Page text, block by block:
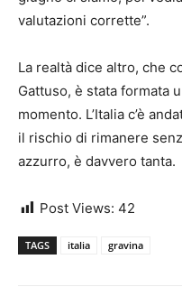
valutazioni corrette”.
La realtà dice altro, che
Gattuso, è stata formata
momento. L’Italia c’è
il rischio di rimanere
azzurro, è davvero tanta.
Post Views: 42
TAGS italia gravina